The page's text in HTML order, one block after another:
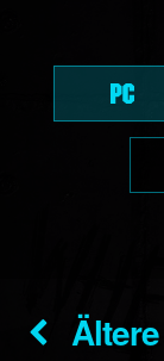
Ältere Windows 10-Versionen